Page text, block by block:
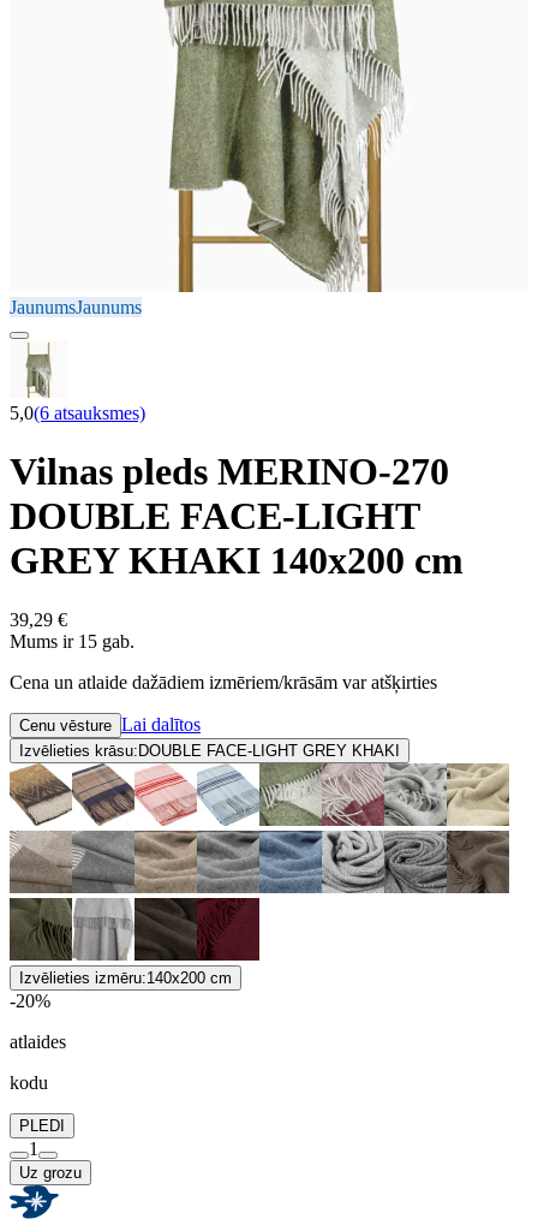
JaunumsJaunums
5,0(6 atsauksmes)
Vilnas pleds MERINO-270
DOUBLE FACE-LIGHT
GREY KHAKI 140x200 cm
39,29 €
Mums ir 15 gab.
Cena un atlaide dažādiem izmēriem/krāsām var atšķirties
Cenu vēsture Lai dalītos
Izvēlieties krāsu: DOUBLE FACE-LIGHT GREY KHAKI
Izvēlieties izmēru:140x200 cm
-20%
atlaides
kodu
PLEDI
1
Uz grozu